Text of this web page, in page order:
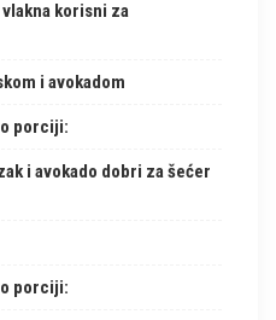
korisni za
i avokadom
porciji:
i avokado dobri za šećer
porciji: